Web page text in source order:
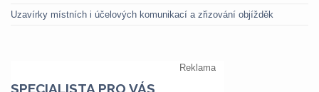
Uzavírky místních i účelových komunikací a zřizování objížděk